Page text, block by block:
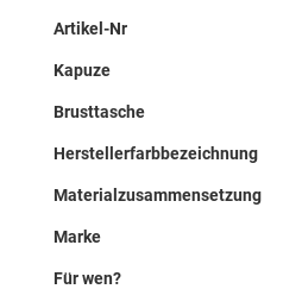
Mehr
Artikel-Nr
Kapuze
Brusttasche
Herstellerfarbbezeichnung
Materialzusammensetzung
Marke
Für wen?